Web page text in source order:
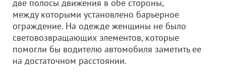
две полосы движения в обе стороны,
между которыми установлено барьерное
ограждение. На одежде женщины не было
световозвращающих элементов, которые
помогли бы водителю автомобиля заметить ее
на достаточном расстоянии.